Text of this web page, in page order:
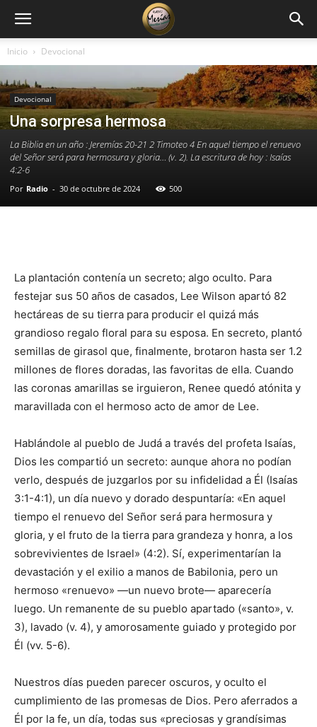
Inicio Devocional
Devocional
Una sorpresa hermosa
La Biblia en un año : Jeremías 20-21 2 Timoteo 4 En aquel tiempo el renuevo
del Señor será para hermosura y gloria… (v. 2). La escritura de hoy : Isaías
4:2-6
Por Radio - 30 de octubre de 2024 500
La plantación contenía un secreto; algo oculto. Para
festejar sus 50 años de casados, Lee Wilson apartó 82
hectáreas de su tierra para producir el quizá más
grandioso regalo floral para su esposa. En secreto, plantó
semillas de girasol que, finalmente, brotaron hasta ser 1.2
millones de flores doradas, las favoritas de ella. Cuando
las coronas amarillas se irguieron, Renee quedó atónita y
maravillada con el hermoso acto de amor de Lee.
Hablándole al pueblo de Judá a través del profeta Isaías,
Dios les compartió un secreto: aunque ahora no podían
verlo, después de juzgarlos por su infidelidad a Él (Isaías
3:1-4:1), un día nuevo y dorado despuntaría: «En aquel
tiempo el renuevo del Señor será para hermosura y
gloria, y el fruto de la tierra para grandeza y honra, a los
sobrevivientes de Israel» (4:2). Sí, experimentarían la
devastación y el exilio a manos de Babilonia, pero un
hermoso «renuevo» —un nuevo brote— aparecería
luego. Un remanente de su pueblo apartado («santo», v.
3), lavado (v. 4), y amorosamente guiado y protegido por
Él (vv. 5-6).
Nuestros días pueden parecer oscuros, y oculto el
cumplimiento de las promesas de Dios. Pero aferrados a
Él por la fe, un día, todas sus «preciosas y grandísimas